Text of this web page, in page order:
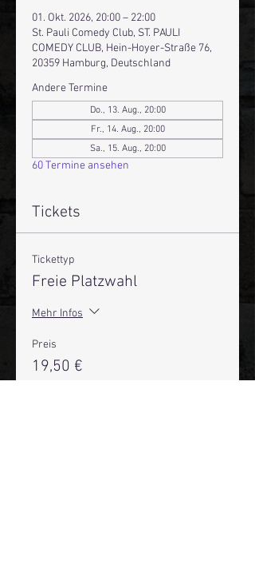
01. Okt. 2026, 20:00 – 22:00
St. Pauli Comedy Club, ST. PAULI
COMEDY CLUB, Hein-Hoyer-Straße 76,
20359 Hamburg, Deutschland
Andere Termine
Do., 13. Aug., 20:00
Fr., 14. Aug., 20:00
Sa., 15. Aug., 20:00
60 Termine ansehen
Tickets
Tickettyp
Freie Platzwahl
Mehr Infos
Preis
19,50 €